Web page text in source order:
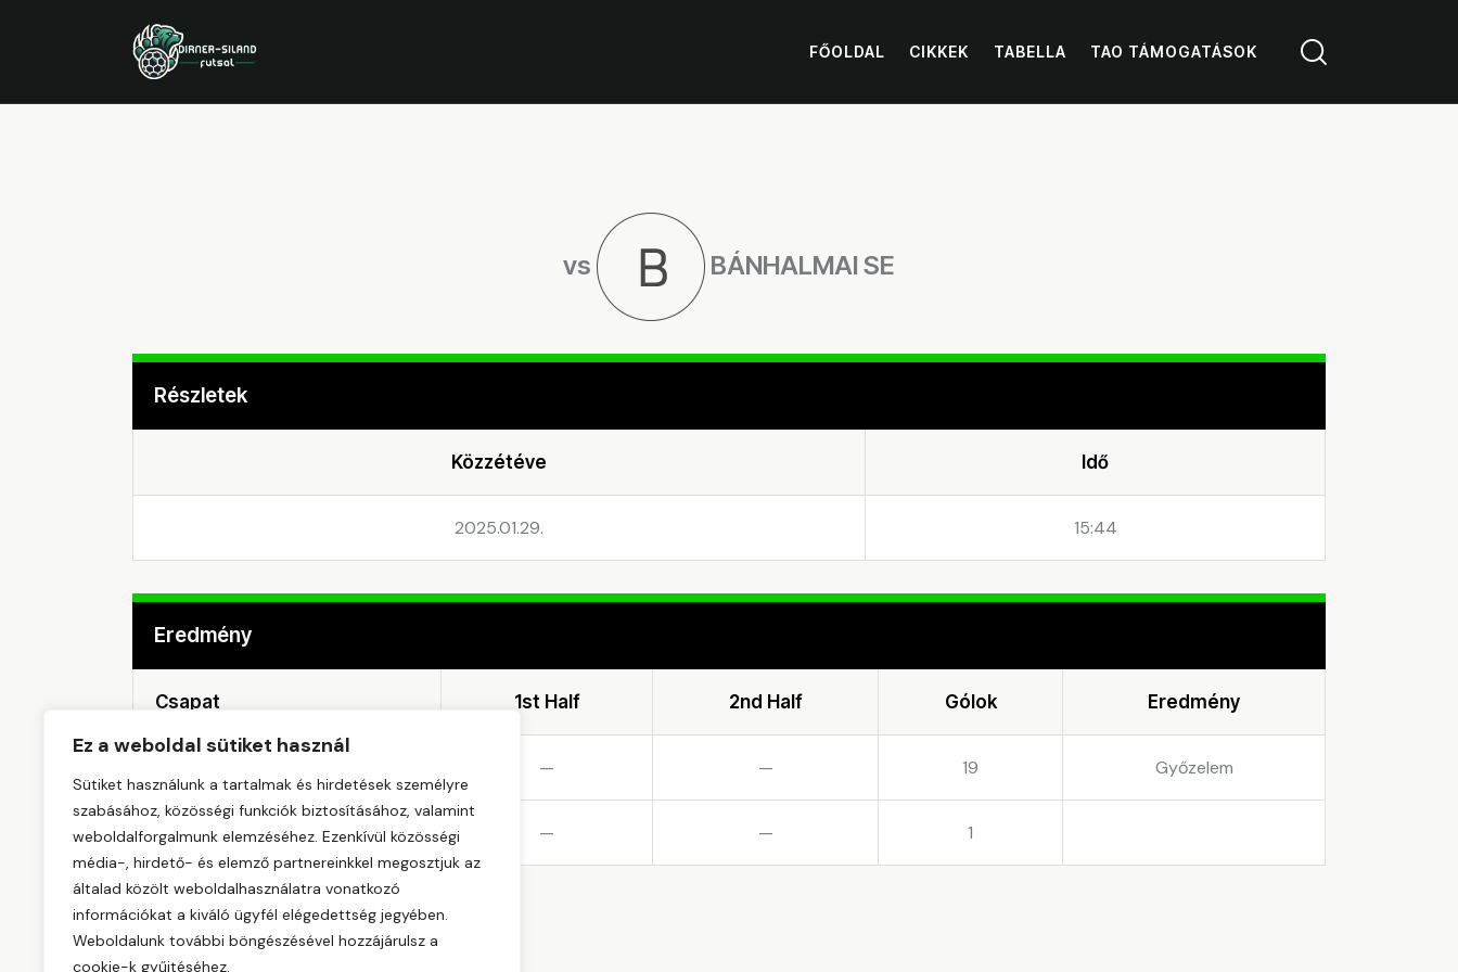
Ez a weboldal sütiket használ
Sütiket használunk a tartalmak és hirdetések személyre
szabásához, közösségi funkciók biztosításához, valamint
weboldalforgalmunk elemzéséhez. Ezenkívül közösségi
média-, hirdető- és elemző partnereinkkel megosztjuk az
általad közölt weboldalhasználatra vonatkozó
információkat a kiváló ügyfél elégedettség jegyében.
Weboldalunk további böngészésével hozzájárulsz a
cookie-k gyűjtéséhez.
FŐOLDAL CIKKEK TABELLA TAO TÁMOGATÁSOK
vs BÁNHALMAI SE
Részletek
Közzétéve Idő
2025.01.29. 15:44
Eredmény
Csapat 1st Half 2nd Half Gólok Eredmény
— — 19 Győzelem
BÁNHALMAI SE — — 1